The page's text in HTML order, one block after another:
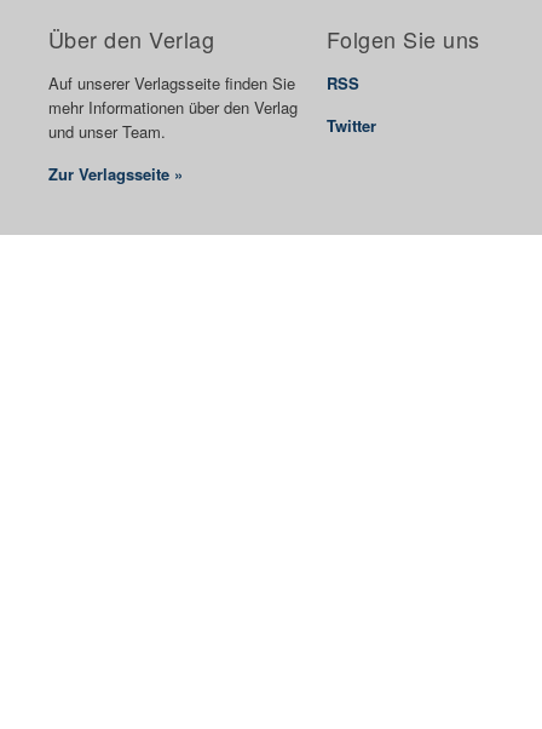
Über den Verlag
Auf unserer Verlagsseite finden Sie
mehr Informationen über den Verlag
und unser Team.
Zur Verlagsseite »
Folgen Sie uns
RSS
Twitter